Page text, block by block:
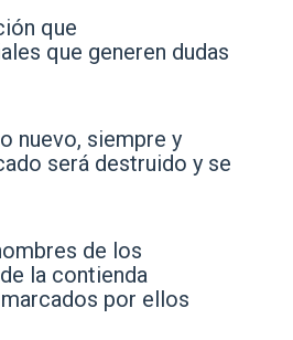
que
que generen dudas
nuevo, siempre y
será destruido y se
de los
la contienda
por ellos